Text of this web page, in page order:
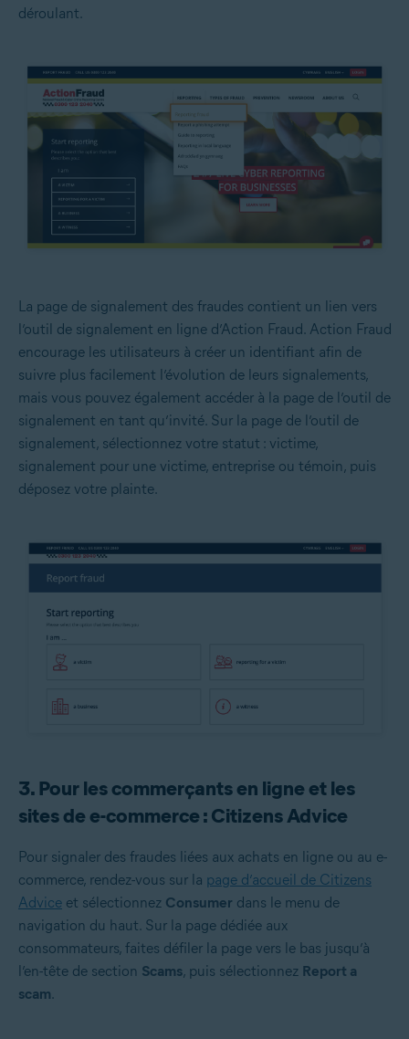
déroulant.
La page de signalement des fraudes contient un lien vers
l’outil de signalement en ligne d’Action Fraud. Action Fraud
encourage les utilisateurs à créer un identifiant afin de
suivre plus facilement l’évolution de leurs signalements,
mais vous pouvez également accéder à la page de l’outil de
signalement en tant qu’invité. Sur la page de l’outil de
signalement, sélectionnez votre statut : victime,
signalement pour une victime, entreprise ou témoin, puis
déposez votre plainte.
3. Pour les commerçants en ligne et les
sites de e-commerce : Citizens Advice
Pour signaler des fraudes liées aux achats en ligne ou au e-
commerce, rendez-vous sur la page d’accueil de Citizens
Advice et sélectionnez Consumer dans le menu de
navigation du haut. Sur la page dédiée aux
consommateurs, faites défiler la page vers le bas jusqu’à
l’en-tête de section Scams, puis sélectionnez Report a
scam.